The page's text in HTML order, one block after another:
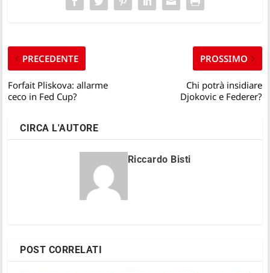
PRECEDENTE
Forfait Pliskova: allarme
ceco in Fed Cup?
PROSSIMO
Chi potrà insidiare
Djokovic e Federer?
CIRCA L'AUTORE
Riccardo Bisti
POST CORRELATI